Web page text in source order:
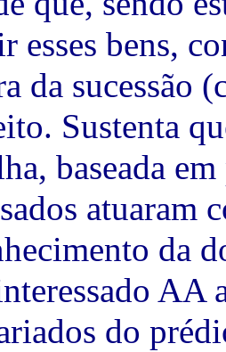
esses bens,
da sucessão
Sustenta
baseada
atuaram
da
AA
do